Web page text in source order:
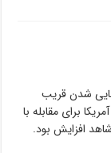
به نهایی شدن قریب
دولت آمریکا برای مقابله با
افزایش بود.